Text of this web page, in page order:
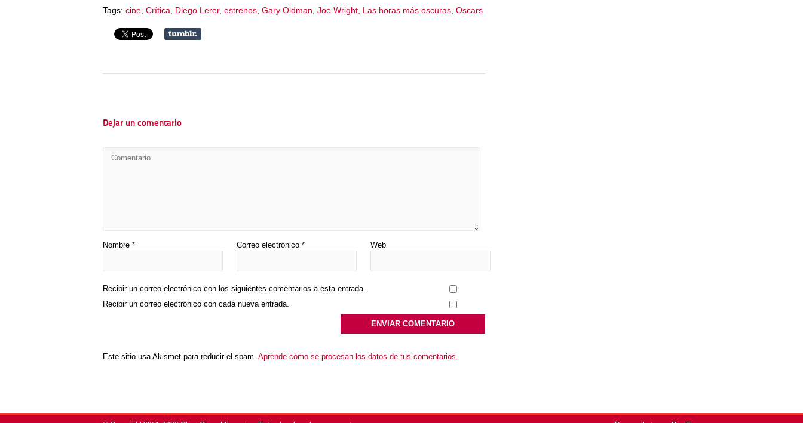
Tags: cine Crítica Diego Lerer, estrenos Gary Oldman Joe Wright Las horas más oscuras Oscars
Dejar un comentario
Nombre * Correo electrónico * Web
Recibir un correo electrónico con los siguientes comentarios a esta entrada.
Recibir un correo electrónico con cada nueva entrada.
Este sitio usa Akismet para reducir el spam. Aprende cómo se procesan los datos de tus comentarios.